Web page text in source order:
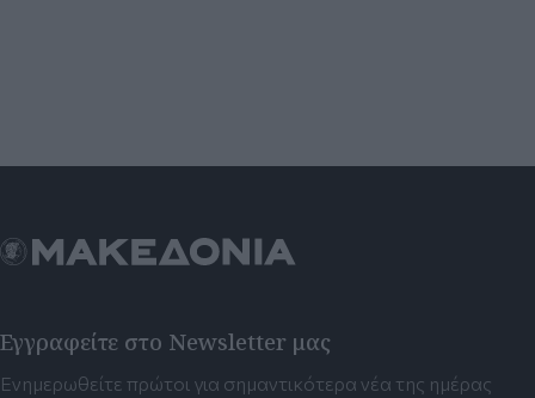
Εγγραφείτε στο Newsletter μας
Ενημερωθείτε πρώτοι για σημαντικότερα νέα της ημέρας